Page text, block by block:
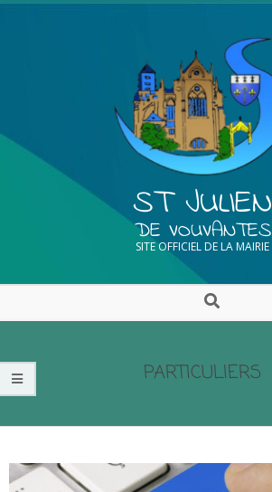
ST JULIEN
DE VOUVANTES
SITE OFFICIEL DE LA MAIRIE
PARTICULIERS